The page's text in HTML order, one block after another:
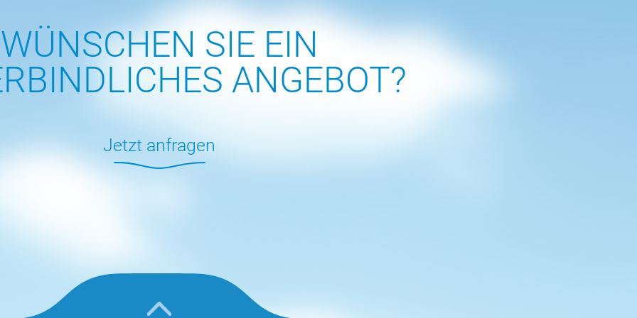
WÜNSCHEN SIE EIN
ANGEBOT?
Jetzt anfragen